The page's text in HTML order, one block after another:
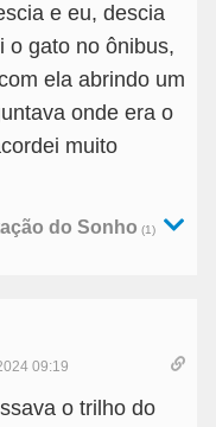
e eu, descia
o gato no ônibus,
ela abrindo um
onde era o
muito
do Sonho (1)
09:19
o trilho do